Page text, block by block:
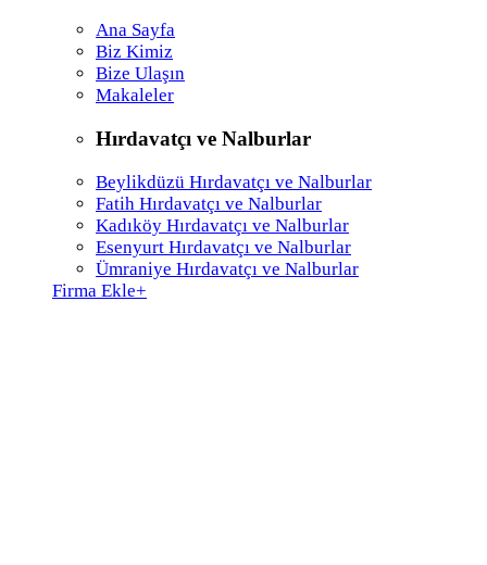
Ana Sayfa
Biz Kimiz
Bize Ulaşın
Makaleler
Hırdavatçı ve Nalburlar
Beylikdüzü Hırdavatçı ve Nalburlar
Fatih Hırdavatçı ve Nalburlar
Kadıköy Hırdavatçı ve Nalburlar
Esenyurt Hırdavatçı ve Nalburlar
Ümraniye Hırdavatçı ve Nalburlar
Firma Ekle+